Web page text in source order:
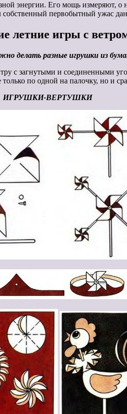
энергии. Его мощь
первобытный ужас
летние игры с
делать разные игрушки из
с загнутыми и соединенными
по одной на палочку, но и
ИГРУШКИ-ВЕРТУШКИ